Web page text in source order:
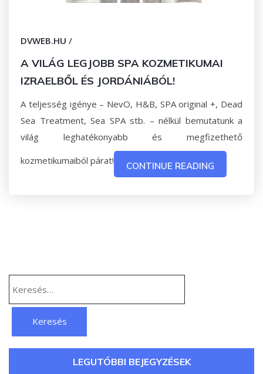
DVWEB.HU /
A VILÁG LEGJOBB SPA KOZMETIKUMAI
IZRAELBŐL ÉS JORDÁNIÁBÓL!
A teljesség igénye – NevO, H&B, SPA original +, Dead
Sea Treatment, Sea SPA stb. – nélkül bemutatunk a
világ leghatékonyabb és megfizethető
kozmetikumaiból párat!
CONTINUE READING
LEGUTÓBBI BEJEGYZÉSEK